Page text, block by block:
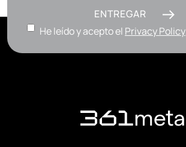
ENTREGAR
He leído y acepto el Privacy Policy